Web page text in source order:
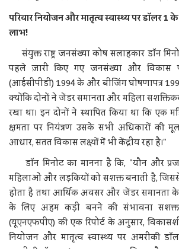
परिवार नियोजन और मातृत्व स्वास्थ्य पर डॉलर
लाभ!
संयुक्त राष्ट्र जनसंख्या कोष सलाहकार डॉन
पहले ज़ारी किए गए जनसंख्या और विकास पर
(आईसीपीडी) 1994 के और बीजिंग घोषणापत्र
क्योंकि दोनों ने जेंडर समानता और महिला
रखा था। इन दोनों ने स्थापित किया था कि एक
क्षमता पर नियंत्रण उसके सभी अधिकारों की
आधार, सतत विकास लक्ष्यों में भी केंद्रीय रहा है।"
डॉन मिनोट का मानना है कि, "यौन और
महिलाओं और लड़कियों को सशक्त बनाती है,
होता है तथा आर्थिक अवसर और जेंडर समानता के
के लिए अहम कड़ी बनने की संभावना सशक्त
(यूएनएफपीए) की एक रिपोर्ट के अनुसार,
नियोजन और मातृत्व स्वास्थ्य पर अमरीकी